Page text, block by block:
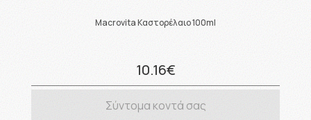
Macrovita Καστορέλαιο 100ml
10.16€
Σύντομα κοντά σας